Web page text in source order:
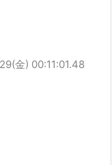
金) 00:11:01.48